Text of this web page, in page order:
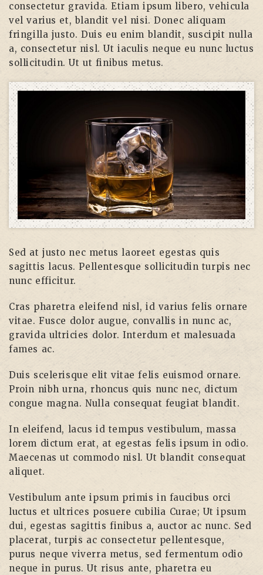
consectetur gravida. Etiam ipsum libero, vehicula
vel varius et, blandit vel nisi. Donec aliquam
fringilla justo. Duis eu enim blandit, suscipit nulla
a, consectetur nisl. Ut iaculis neque eu nunc luctus
sollicitudin. Ut ut finibus metus.
Sed at justo nec metus laoreet egestas quis
sagittis lacus. Pellentesque sollicitudin turpis nec
nunc efficitur.
Cras pharetra eleifend nisl, id varius felis ornare
vitae. Fusce dolor augue, convallis in nunc ac,
gravida ultricies dolor. Interdum et malesuada
fames ac.
Duis scelerisque elit vitae felis euismod ornare.
Proin nibh urna, rhoncus quis nunc nec, dictum
congue magna. Nulla consequat feugiat blandit.
In eleifend, lacus id tempus vestibulum, massa
lorem dictum erat, at egestas felis ipsum in odio.
Maecenas ut commodo nisl. Ut blandit consequat
aliquet.
Vestibulum ante ipsum primis in faucibus orci
luctus et ultrices posuere cubilia Curae; Ut ipsum
dui, egestas sagittis finibus a, auctor ac nunc. Sed
placerat, turpis ac consectetur pellentesque,
purus neque viverra metus, sed fermentum odio
neque in purus. Ut risus ante, pharetra eu